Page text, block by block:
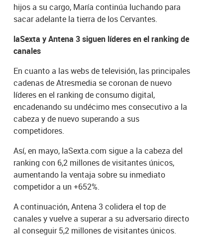
hijos a su cargo, María continúa luchando para
sacar adelante la tierra de los Cervantes.
laSexta y Antena 3 siguen líderes en el ranking de
canales
En cuanto a las webs de televisión, las principales
cadenas de Atresmedia se coronan de nuevo
líderes en el ranking de consumo digital,
encadenando su undécimo mes consecutivo a la
cabeza y de nuevo superando a sus
competidores.
Así, en mayo, laSexta.com sigue a la cabeza del
ranking con 6,2 millones de visitantes únicos,
aumentando la ventaja sobre su inmediato
competidor a un +652%.
A continuación, Antena 3 colidera el top de
canales y vuelve a superar a su adversario directo
al conseguir 5,2 millones de visitantes únicos.